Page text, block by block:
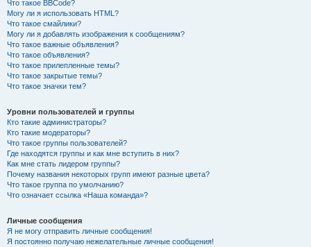
Что такое BBCode?
Могу ли я использовать HTML?
Что такое смайлики?
Могу ли я добавлять изображения к сообщениям?
Что такое важные объявления?
Что такое объявления?
Что такое прилепленные темы?
Что такое закрытые темы?
Что такое значки тем?
Уровни пользователей и группы
Кто такие администраторы?
Кто такие модераторы?
Что такое группы пользователей?
Где находятся группы и как мне вступить в них?
Как мне стать лидером группы?
Почему названия некоторых групп имеют разные цвета?
Что такое группа по умолчанию?
Что означает ссылка «Наша команда»?
Личные сообщения
Я не могу отправить личные сообщения!
Я постоянно получаю нежелательные личные сообщения!